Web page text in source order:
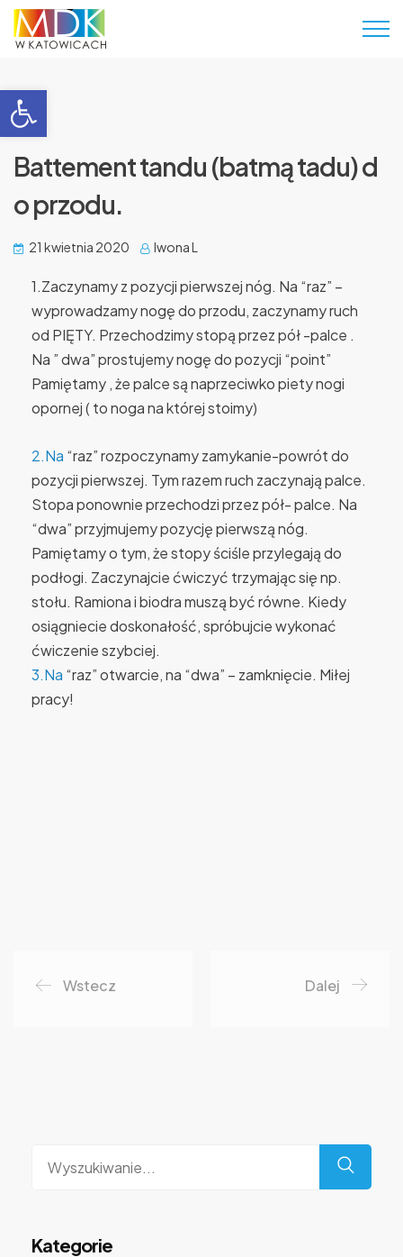
Otwórz pasek narzędzi
Battement tandu (batmą tadu) d
o przodu.
21 kwietnia 2020 Iwona L
1.Zaczynamy z pozycji pierwszej nóg. Na “raz” –
wyprowadzamy nogę do przodu, zaczynamy ruch
od PIĘTY. Przechodzimy stopą przez pół -palce .
Na ” dwa” prostujemy nogę do pozycji “point”
Pamiętamy , że palce są naprzeciwko piety nogi
opornej ( to noga na której stoimy)
2.Na “raz” rozpoczynamy zamykanie-powrót do
pozycji pierwszej. Tym razem ruch zaczynają palce.
Stopa ponownie przechodzi przez pół- palce. Na
“dwa” przyjmujemy pozycję pierwszą nóg.
Pamiętamy o tym, że stopy ściśle przylegają do
podłogi. Zaczynajcie ćwiczyć trzymając się np.
stołu. Ramiona i biodra muszą być równe. Kiedy
osiągniecie doskonałość, spróbujcie wykonać
ćwiczenie szybciej.
3.Na “raz” otwarcie, na “dwa” – zamknięcie. Miłej
pracy!
Wstecz Dalej
Kategorie